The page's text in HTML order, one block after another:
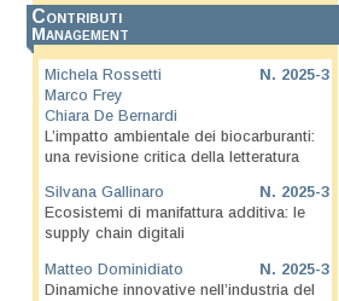
Contributi
Management
N. 2025-3
Michela Rossetti
Marco Frey
Chiara De Bernardi
L’impatto ambientale dei biocarburanti:
una revisione critica della letteratura
N. 2025-3
Silvana Gallinaro
Ecosistemi di manifattura additiva: le
supply chain digitali
N. 2025-3
Matteo Dominidiato
Dinamiche innovative nell’industria del